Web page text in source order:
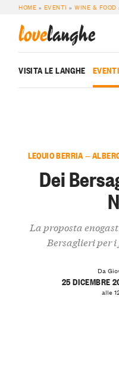
HOME » EVENTI »WINE & FOOD
lovelanghe
VISITA LE LANGHE EVENTI
LEQUIO BERRIA —
Dei
La proposta
Bersaglieri per
Da
25 DICEMBRE
alle